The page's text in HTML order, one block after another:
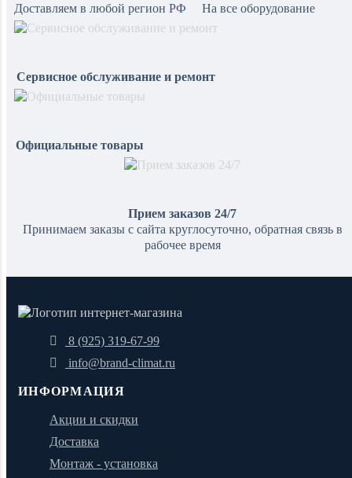
Доставляем в любой регион РФ
На все оборудование
Сервисное обслуживание и ремонт
Официальные товары
Прием заказов 24/7
Принимаем заказы с сайта круглосуточно, обратная связь в
рабочее время
8 (925) 319-67-99
info@brand-climat.ru
ИНФОРМАЦИЯ
Акции и скидки
Доставка
Монтаж - установка